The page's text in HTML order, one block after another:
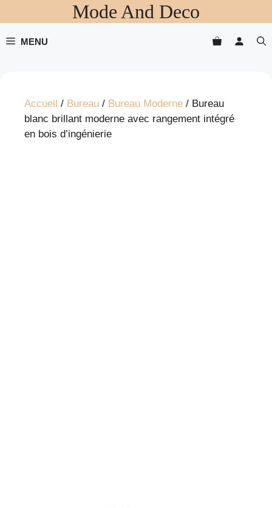
au
contenu
Mode And Deco
MENU
Accueil / Bureau / Bureau Moderne / Bureau
blanc brillant moderne avec rangement intégré
en bois d’ingénierie